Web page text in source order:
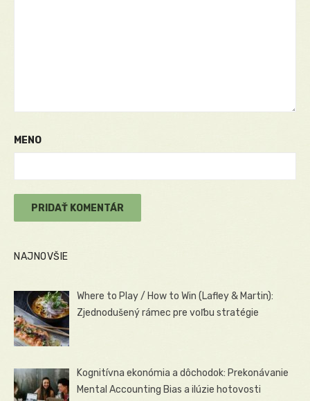
MENO
NAJNOVŠIE
Where to Play / How to Win (Lafley & Martin):
Zjednodušený rámec pre voľbu stratégie
Kognitívna ekonómia a dôchodok: Prekonávanie
Mental Accounting Bias a ilúzie hotovosti